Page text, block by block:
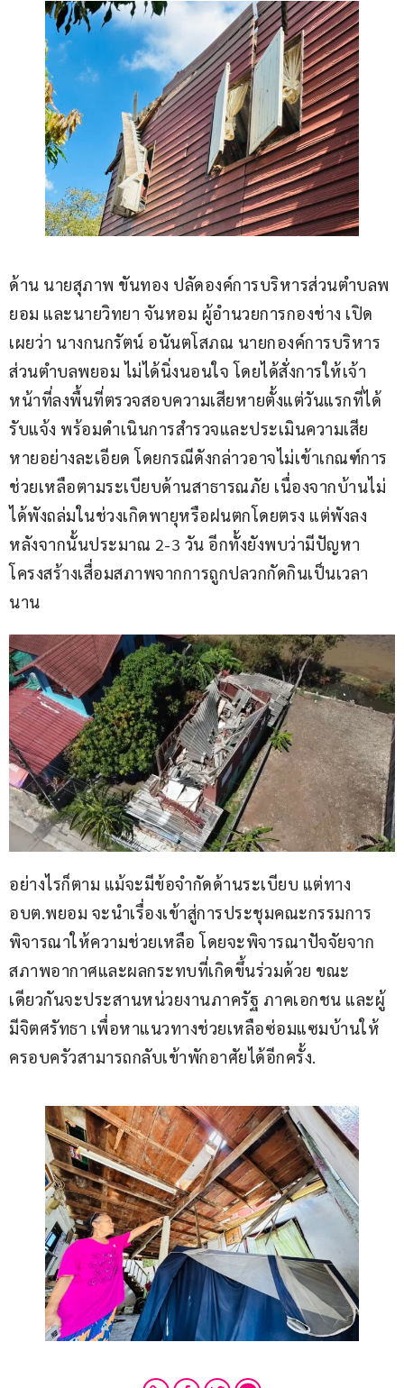
ด้าน นายสุภาพ ขันทอง ปลัดองค์การบริหารส่วนตำบลพ
ยอม และนายวิทยา จันหอม ผู้อำนวยการกองช่าง เปิด
เผยว่า นางกนกรัตน์ อนันตโสภณ นายกองค์การบริหาร
ส่วนตำบลพยอม ไม่ได้นิ่งนอนใจ โดยได้สั่งการให้เจ้า
หน้าที่ลงพื้นที่ตรวจสอบความเสียหายตั้งแต่วันแรกที่ได้
รับแจ้ง พร้อมดำเนินการสำรวจและประเมินความเสีย
หายอย่างละเอียด โดยกรณีดังกล่าวอาจไม่เข้าเกณฑ์การ
ช่วยเหลือตามระเบียบด้านสาธารณภัย เนื่องจากบ้านไม่
ได้พังถล่มในช่วงเกิดพายุหรือฝนตกโดยตรง แต่พังลง
หลังจากนั้นประมาณ 2-3 วัน อีกทั้งยังพบว่ามีปัญหา
โครงสร้างเสื่อมสภาพจากการถูกปลวกกัดกินเป็นเวลา
นาน
อย่างไรก็ตาม แม้จะมีข้อจำกัดด้านระเบียบ แต่ทาง
อบต.พยอม จะนำเรื่องเข้าสู่การประชุมคณะกรรมการ
พิจารณาให้ความช่วยเหลือ โดยจะพิจารณาปัจจัยจาก
สภาพอากาศและผลกระทบที่เกิดขึ้นร่วมด้วย ขณะ
เดียวกันจะประสานหน่วยงานภาครัฐ ภาคเอกชน และผู้
มีจิตศรัทธา เพื่อหาแนวทางช่วยเหลือซ่อมแซมบ้านให้
ครอบครัวสามารถกลับเข้าพักอาศัยได้อีกครั้ง.